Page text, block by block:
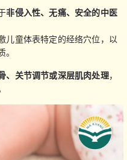
非侵入性、无痛、安全的中医
儿童体表特定的经络穴位，以
、关节调节或深层肌肉处理，